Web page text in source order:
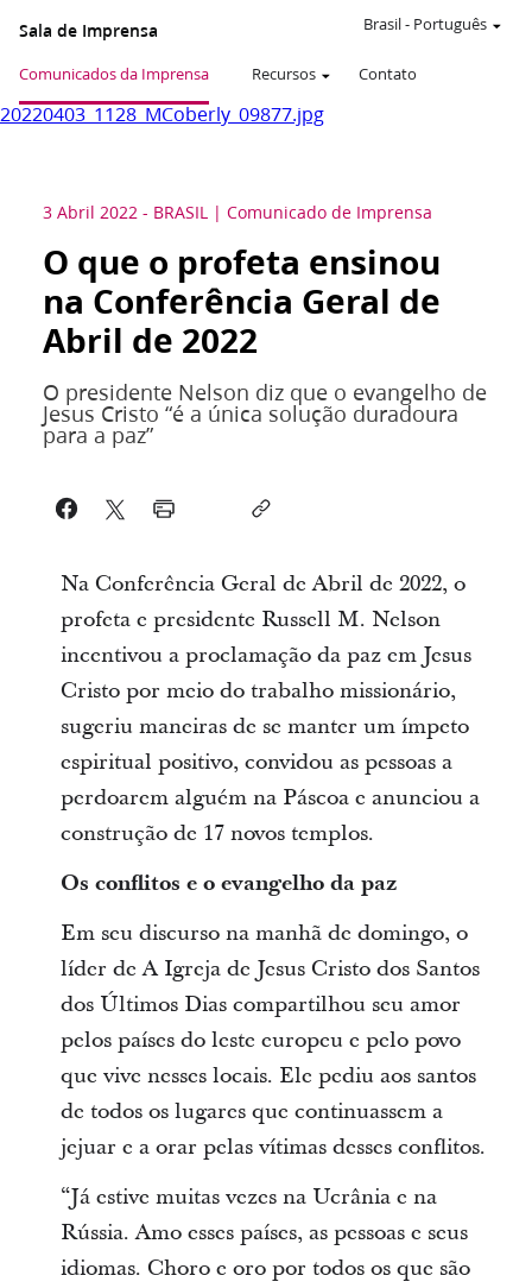
Sala de Imprensa
Comunicados da Imprensa Recursos Contato
Brasil- Português
20220403_1128_MCoberly_09877.jpg
3 Abril 2022 - BRASIL Comunicado de Imprensa
O que o profeta ensinou
na Conferência Geral de
Abril de 2022
O presidente Nelson diz que o evangelho de
Jesus Cristo “é a única solução duradoura
para a paz”
Na Conferência Geral de Abril de 2022, o
profeta e presidente Russell M. Nelson
incentivou a proclamação da paz em Jesus
Cristo por meio do trabalho missionário,
sugeriu maneiras de se manter um ímpeto
espiritual positivo, convidou as pessoas a
perdoarem alguém na Páscoa e anunciou a
construção de 17 novos templos.
Os conflitos e o evangelho da paz
Em seu discurso na manhã de domingo, o
líder de A Igreja de Jesus Cristo dos Santos
dos Últimos Dias compartilhou seu amor
pelos países do leste europeu e pelo povo
que vive nesses locais. Ele pediu aos santos
de todos os lugares que continuassem a
jejuar e a orar pelas vítimas desses conflitos.
“Já estive muitas vezes na Ucrânia e na
Rússia. Amo esses países, as pessoas e seus
idiomas. Choro e oro por todos os que são